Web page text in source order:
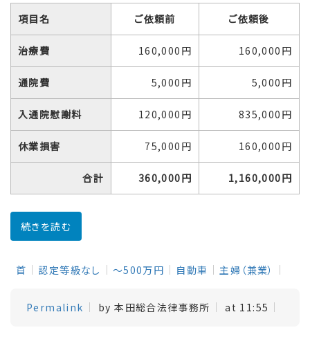
項目名 ご依頼前 ご依頼後
治療費 160,000円 160,000円
通院費 5,000円 5,000円
入通院慰謝料 120,000円 835,000円
休業損害 75,000円 160,000円
合計 360,000円 1,160,000円
続きを読む
首 認定等級なし ～500万円 自動車 主婦（兼業）
Permalink by 本田総合法律事務所 at 11:55